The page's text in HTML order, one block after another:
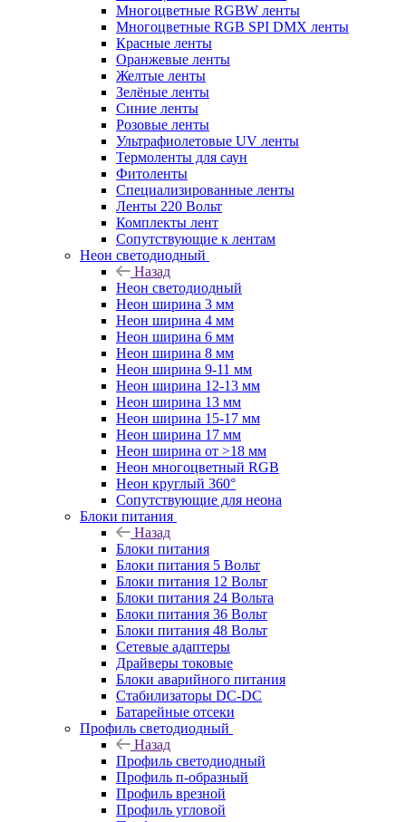
Многоцветные RGBW ленты
Многоцветные RGB SPI DMX ленты
Красные ленты
Оранжевые ленты
Желтые ленты
Зелёные ленты
Синие ленты
Розовые ленты
Ультрафиолетовые UV ленты
Термоленты для саун
Фитоленты
Специализированные ленты
Ленты 220 Вольт
Комплекты лент
Сопутствующие к лентам
Неон светодиодный
Назад
Неон светодиодный
Неон ширина 3 мм
Неон ширина 4 мм
Неон ширина 6 мм
Неон ширина 8 мм
Неон ширина 9-11 мм
Неон ширина 12-13 мм
Неон ширина 13 мм
Неон ширина 15-17 мм
Неон ширина 17 мм
Неон ширина от >18 мм
Неон многоцветный RGB
Неон круглый 360°
Сопутствующие для неона
Блоки питания
Назад
Блоки питания
Блоки питания 5 Вольт
Блоки питания 12 Вольт
Блоки питания 24 Вольта
Блоки питания 36 Вольт
Блоки питания 48 Вольт
Сетевые адаптеры
Драйверы токовые
Блоки аварийного питания
Стабилизаторы DC-DC
Батарейные отсеки
Профиль светодиодный
Назад
Профиль светодиодный
Профиль п-образный
Профиль врезной
Профиль угловой